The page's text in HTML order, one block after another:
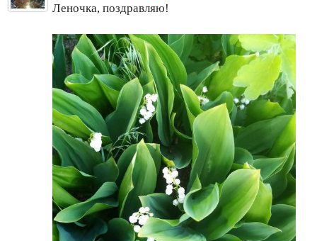
Леночка, поздравляю!